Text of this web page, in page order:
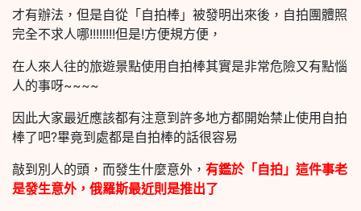
才有辦法，但是自從「自拍棒」被發明出來後，自拍團體照
完全不求人哪!!!!!!!!但是!方便規方便，
在人來人往的旅遊景點使用自拍棒其實是非常危險又有點惱
人的事呀~~~~
因此大家最近應該都有注意到許多地方都開始禁止使用自拍
棒了吧?畢竟到處都是自拍棒的話很容易
敲到別人的頭，而發生什麼意外， 有鑑於「自拍」這件事老
是發生意外，俄羅斯最近則是推出了